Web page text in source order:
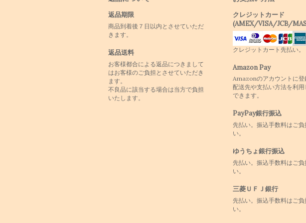
返品期限
商品到着後７日以内とさせていただ
きます。
返品送料
お客様都合による返品につきまして
はお客様のご負担とさせていただき
ます。
不良品に該当する場合は当方で負担
いたします。
クレジットカード
(AMEX/VISA/JCB/
クレジットカート先払い。
Amazon Pay
Amazonのアカウントに登
配送先や支払い方法を利
できます。
PayPay銀行振込
先払い。振込手数料はご負
い。
ゆうちょ銀行振込
先払い。振込手数料はご負
い。
三菱ＵＦＪ銀行
先払い。振込手数料はご負
い。